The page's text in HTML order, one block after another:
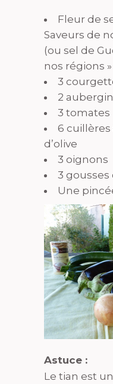
Fleur de
Saveurs de
(ou sel de
nos régions
3
2
3 tomates
6 cuillères
d’olive
3 oignons
3 gousses
Une
Astuce :
Le tian est